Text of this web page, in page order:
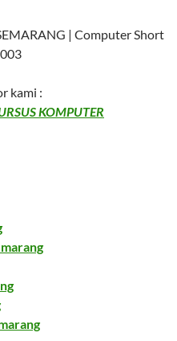
| Computer Short
kami :
KOMPUTER